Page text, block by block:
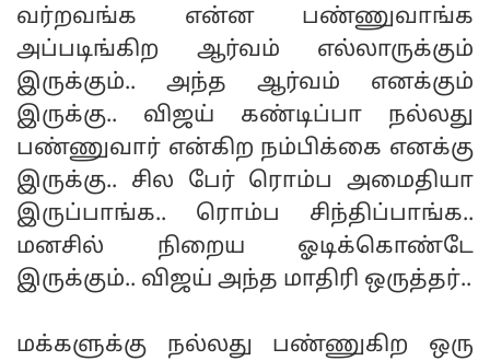
வர்றவங்க என்ன பண்ணுவாங்க
அப்படிங்கிற ஆர்வம் எல்லாருக்கும்
இருக்கும்.. அந்த ஆர்வம் எனக்கும்
இருக்கு.. விஜய் கண்டிப்பா நல்லது
பண்ணுவார் என்கிற நம்பிக்கை எனக்கு
இருக்கு.. சில பேர் ரொம்ப அமைதியா
இருப்பாங்க.. ரொம்ப சிந்திப்பாங்க..
மனசில் நிறைய ஓடிக்கொண்டே
இருக்கும்.. விஜய் அந்த மாதிரி ஒருத்தர்..
மக்களுக்கு நல்லது பண்ணுகிற ஒரு